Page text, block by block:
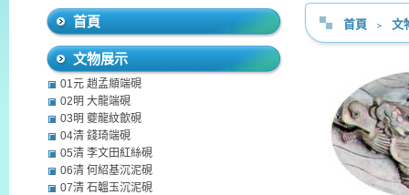
首頁 ﹥ 文
首頁
文物展示
01元 趙孟頫端硯
02明 大龍端硯
03明 夔龍紋歙硯
04清 錢琦端硯
05清 李文田紅絲硯
06清 何紹基沉泥硯
07清 石韞玉沉泥硯